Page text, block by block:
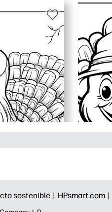
sostenible | HPsmart.com |